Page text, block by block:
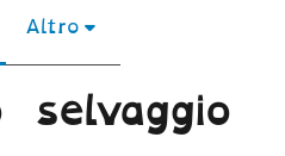
Altro
selvaggio